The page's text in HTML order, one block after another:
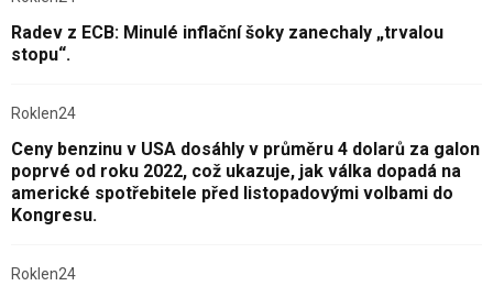
Radev z ECB: Minulé inflační šoky zanechaly „trvalou
stopu“.
Roklen24
Ceny benzinu v USA dosáhly v průměru 4 dolarů za galon
poprvé od roku 2022, což ukazuje, jak válka dopadá na
americké spotřebitele před listopadovými volbami do
Kongresu.
Roklen24